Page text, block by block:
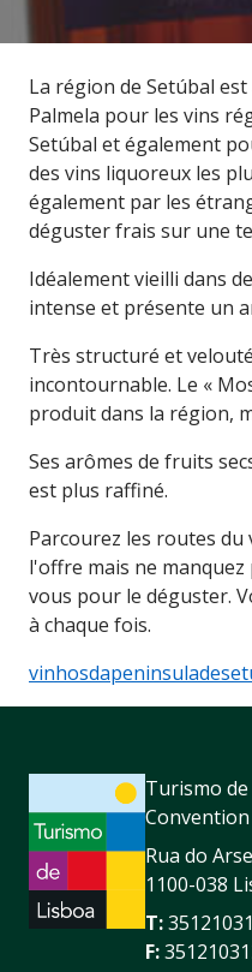
La région de Setúbal
Palmela pour les vins
Setúbal et également
des vins liquoreux les
également par les
déguster frais sur une
Idéalement vieilli dans
intense et présente un
Très structuré et
incontournable. Le «
produit dans la région,
Ses arômes de fruits
est plus raffiné.
Parcourez les routes
l'offre mais ne
vous pour le déguster.
à chaque fois.
Turismo
Rua do
1100-038
T:
F: